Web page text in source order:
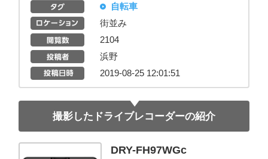
自転車
街並み
2104
浜野
2019-08-25 12:01:51
撮影したドライブレコーダーの紹介
DRY-FH97WGc